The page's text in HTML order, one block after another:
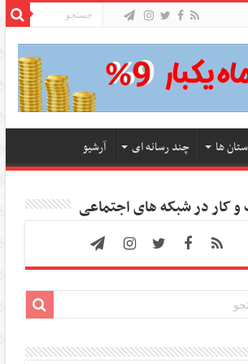
ها چند رسانه ای آرشیو
کار در شبکه های اجتماعی